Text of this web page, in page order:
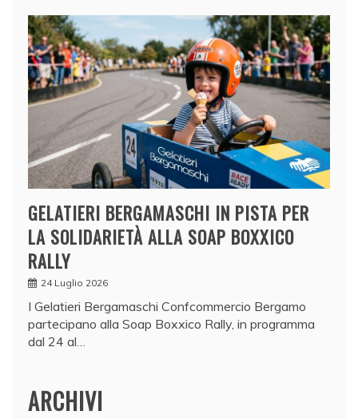
GELATIERI BERGAMASCHI IN PISTA PER
LA SOLIDARIETÀ ALLA SOAP BOXXICO
RALLY
24 Luglio 2026
I Gelatieri Bergamaschi Confcommercio Bergamo
partecipano alla Soap Boxxico Rally, in programma
dal 24 al…
ARCHIVI